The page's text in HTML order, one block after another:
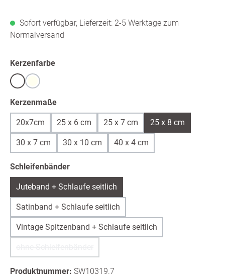
Sofort verfügbar, Lieferzeit: 2-5 Werktage zum
Normalversand
Kerzenfarbeauswählen
Weißwarmweiß /ivory
Kerzenmaßeauswählen
20x7cm 25 x 6 cm 25 x 7 cm 25 x 8 cm
30 x 7 cm 30 x 10 cm 40 x 4 cm
Schleifenbänderauswählen
Juteband + Schlaufe seitlich
Satinband + Schlaufe seitlich
Vintage Spitzenband + Schlaufe seitlich
Produktnummer: SW10319.7